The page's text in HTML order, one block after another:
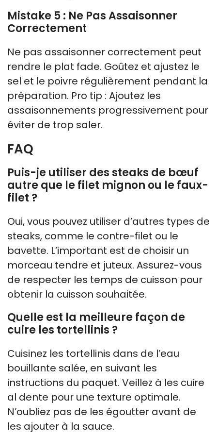
Mistake 5 : Ne Pas Assaisonner
Correctement
Ne pas assaisonner correctement peut
rendre le plat fade. Goûtez et ajustez le
sel et le poivre régulièrement pendant la
préparation. Pro tip : Ajoutez les
assaisonnements progressivement pour
éviter de trop saler.
FAQ
Puis-je utiliser des steaks de bœuf
autre que le filet mignon ou le faux-
filet ?
Oui, vous pouvez utiliser d’autres types de
steaks, comme le contre-filet ou le
bavette. L’important est de choisir un
morceau tendre et juteux. Assurez-vous
de respecter les temps de cuisson pour
obtenir la cuisson souhaitée.
Quelle est la meilleure façon de
cuire les tortellinis ?
Cuisinez les tortellinis dans de l’eau
bouillante salée, en suivant les
instructions du paquet. Veillez à les cuire
al dente pour une texture optimale.
N’oubliez pas de les égoutter avant de
les ajouter à la sauce.